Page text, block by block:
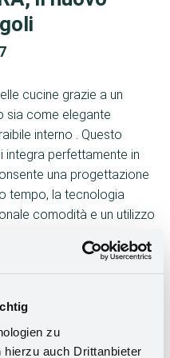
zu
auch Drittanbieter
cucine grazie a un
sia come elegante
interno . Questo
integra perfettamente in
una progettazione
tempo, la tecnologia
comodità e un utilizzo
nuovi standard nel campo
un aspetto